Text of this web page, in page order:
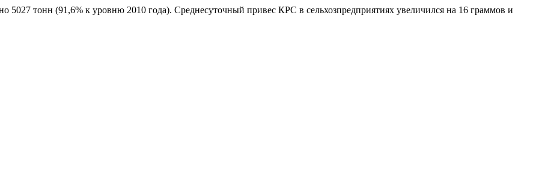
5027 тонн (91,6% к уровню 2010 года). Среднесуточный привес КРС в сельхозпредприятиях увеличился на 16 граммов и